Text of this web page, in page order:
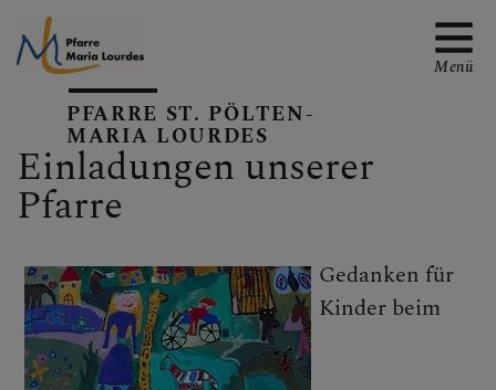
EMAIL AN DIE PFARRE
TERMINE
PFARRE ST. PÖLTEN-
MARIA LOURDES
Menü
Einladungen unserer
Pfarre
Gedanken für
Kinder beim